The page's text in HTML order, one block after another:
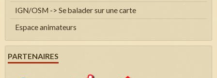
IGN/OSM -> Se balader sur une carte
Espace animateurs
PARTENAIRES